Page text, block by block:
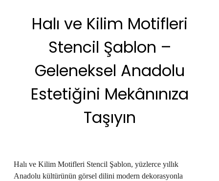
Halı ve Kilim Motifleri
Stencil Şablon –
Geleneksel Anadolu
Estetiğini Mekânınıza
Taşıyın
Halı ve Kilim Motifleri Stencil Şablon, yüzlerce yıllık
Anadolu kültürünün görsel dilini modern dekorasyonla